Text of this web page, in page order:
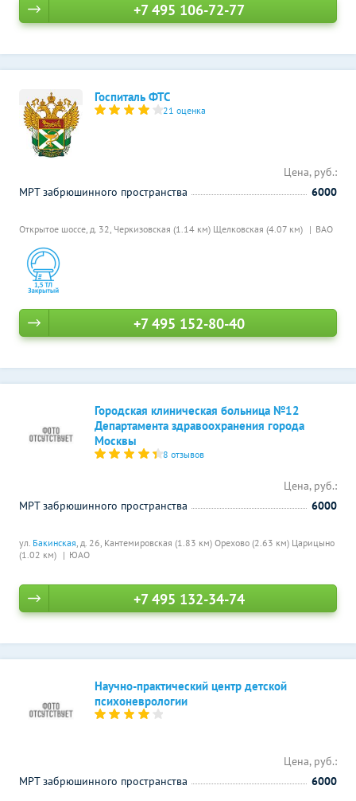
+7 495 106-72-77
Госпиталь ФТС
21 оценка
Открытое шоссе, д. 32, Черкизовская (1.14 км) Щелковская (4.07 км) ВАО
Цена, руб.:
МРТ забрюшинного пространства
6000
+7 495 152-80-40
Городская клиническая больница №12
Департамента здравоохранения города
Москвы
8 отзывов
ул. Бакинская, д. 26, Кантемировская (1.83 км) Орехово (2.63 км) Царицыно
(1.02 км)
ЮАО
Цена, руб.:
МРТ забрюшинного пространства
6000
+7 495 132-34-74
Научно-практический центр детской
психоневрологии
Цена, руб.:
МРТ забрюшинного пространства
6000